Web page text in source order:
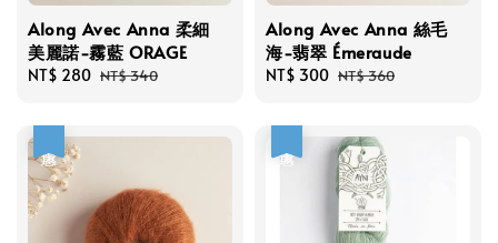
Along Avec Anna 柔細
美麗諾-霧藍 ORAGE
Sale
NT$ 280 Regular
NT$ 340
Along Avec Anna 絲毛
海-翡翠 Émeraude
Sale
NT$ 300 Regular
NT$ 360